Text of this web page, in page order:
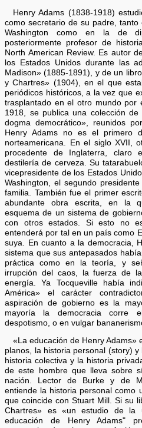
Henry Adams (1838-1918)
como secretario de su padre,
Washington como en la de
posteriormente profesor de
North American Review. Es autor
los Estados Unidos durante las
Madison» (1885-1891), y de un
y Chartres» (1904), en el que
periódicos históricos, a la vez que
trasplantado en el otro mundo por
1918, se publica una colección
dogma democrático», reunidos
Henry Adams no es el primero
norteamericana. En el siglo XVII,
procedente de Inglaterra, claro
destilería de cerveza. Su
vicepresidente de los Estados
Washington, el segundo
familia. También fue el primer
abundante obra escrita, en la
esquema de un sistema de
con otros estados. Si esto no
entenderá por tal en un país como
suya. En cuanto a la democracia,
sistema que sus antepasados
práctica como en la teoría, y
irrupción del caos, la fuerza de
energía. Ya Tocqueville había
América» el carácter
aspiración de gobierno es la
mayoría la democracia corre
despotismo, o en vulgar
«La educación de Henry Adams»
planos, la historia personal (story)
historia colectiva y la historia
de este hombre que lleva sobre
nación. Lector de Burke y de
entiende la historia personal como
que coincide con Stuart Mill. Si su
Chartres» es «un estudio de
educación de Henry Adams"